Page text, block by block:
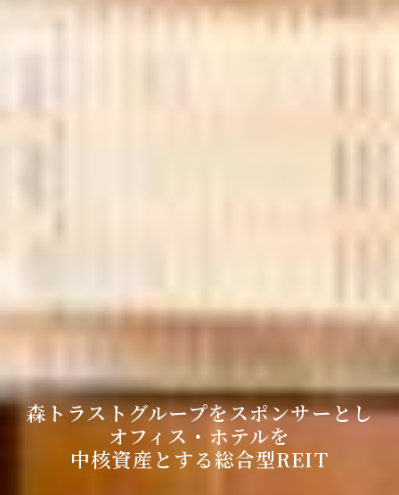
森トラストグループをスポンサーとし
オフィス・ホテルを
中核資産とする総合型REIT